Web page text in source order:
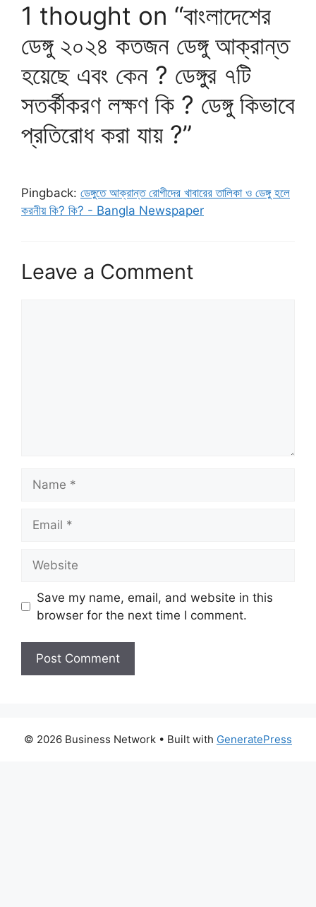
1 thought on “বাংলাদেশের
ডেঙ্গু ২০২৪ কতজন ডেঙ্গু আক্রান্ত
হয়েছে এবং কেন ? ডেঙ্গুর ৭টি
সতর্কীকরণ লক্ষণ কি ? ডেঙ্গু কিভাবে
প্রতিরোধ করা যায় ?”
Pingback: ডেঙ্গুতে আক্রান্ত রোগীদের খাবারের তালিকা ও ডেঙ্গু হলে
করনীয় কি? কি? - Bangla Newspaper
Leave a Comment
Save my name, email, and website in this
browser for the next time I comment.
© 2026 Business Network • Built with GeneratePress